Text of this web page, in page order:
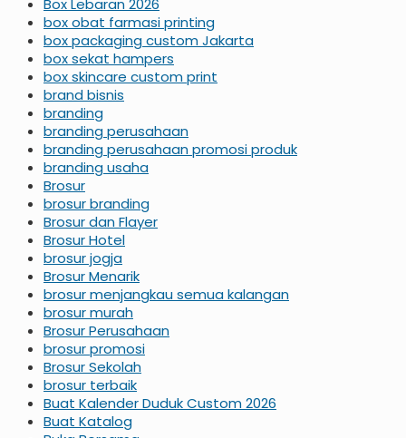
Box Lebaran 2026
box obat farmasi printing
box packaging custom Jakarta
box sekat hampers
box skincare custom print
brand bisnis
branding
branding perusahaan
branding perusahaan promosi produk
branding usaha
Brosur
brosur branding
Brosur dan Flayer
Brosur Hotel
brosur jogja
Brosur Menarik
brosur menjangkau semua kalangan
brosur murah
Brosur Perusahaan
brosur promosi
Brosur Sekolah
brosur terbaik
Buat Kalender Duduk Custom 2026
Buat Katalog